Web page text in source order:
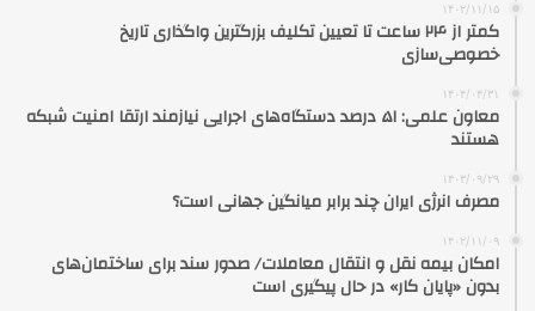
۱۴۰۲/۱۱/۱۵
کمتر از ۲۴ ساعت تا تعیین تکلیف بزرگترین واگذاری تاریخ
خصوصی‌سازی
۱۴۰۴/۰۴/۳۱
معاون علمی: ۵۱ درصد دستگاه‌های اجرایی نیازمند ارتقا امنیت شبکه
هستند
۱۴۰۳/۰۹/۲۹
مصرف انرژی ایران چند برابر میانگین جهانی است؟
۱۴۰۲/۱۱/۰۹
امکان بیمه نقل و انتقال معاملات/ صدور سند برای ساختمان‌های
بدون «پایان کار» در حال پیگیری است